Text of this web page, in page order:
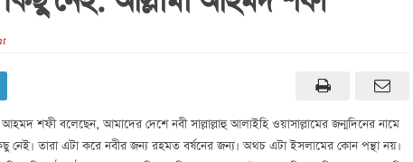
শফী বলেছেন, আমাদের দেশে নবী সাল্লাল্লাহু আলাইহি ওয়াসাল্লামের জন্মদিনের নামে
তারা এটা করে নবীর জন্য রহমত বর্ষনের জন্য। অথচ এটা ইসলামের কোন পন্থা নয়।